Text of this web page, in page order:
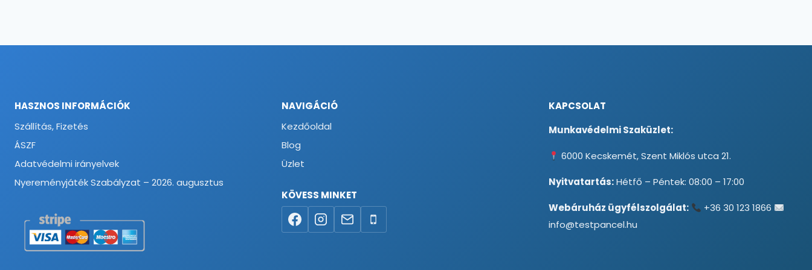
HASZNOS INFORMÁCIÓK
Szállítás, Fizetés
ÁSZF
Adatvédelmi irányelvek
Nyereményjáték Szabályzat – 2026. augusztus
NAVIGÁCIÓ
Kezdőoldal
Blog
Üzlet
KÖVESS MINKET
KAPCSOLAT
Munkavédelmi Szaküzlet:
6000 Kecskemét, Szent Miklós utca 21.
Nyitvatartás:Hétfő – Péntek: 08:00 – 17:00
Webáruház ügyfélszolgálat:
+36 30 123 1866
info@testpancel.hu